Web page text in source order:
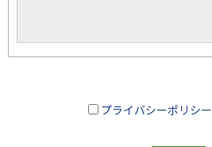
プライバシーポリシー